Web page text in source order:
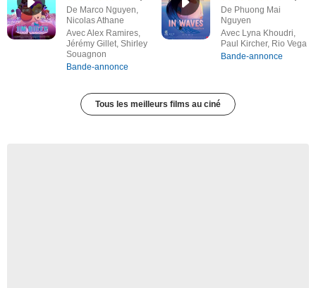
De Marco Nguyen,
Nicolas Athane
Avec Alex Ramires,
Jérémy Gillet, Shirley
Souagnon
Bande-annonce
De Phuong Mai
Nguyen
Avec Lyna Khoudri,
Paul Kircher, Rio Vega
Bande-annonce
Tous les meilleurs films au ciné